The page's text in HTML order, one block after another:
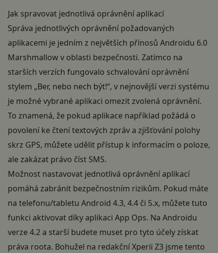
Jak spravovat jednotlivá oprávnění aplikací
Správa jednotlivých oprávnění požadovaných
aplikacemi je jedním z největších přínosů Androidu 6.0
Marshmallow v oblasti bezpečnosti. Zatímco na
starších verzích fungovalo schvalování oprávnění
stylem „Ber, nebo nech být!“, v nejnovější verzi systému
je možné vybrané aplikaci omezit zvolená oprávnění.
To znamená, že pokud aplikace například požádá o
povolení ke čtení textových zpráv a zjišťování polohy
skrz GPS, můžete udělit přístup k informacím o poloze,
ale zakázat právo číst SMS.
Možnost nastavovat jednotlivá oprávnění aplikací
pomáhá zabránit bezpečnostním rizikům. Pokud máte
na telefonu/tabletu Android 4.3, 4.4 či 5.x, můžete tuto
funkci aktivovat díky aplikaci App Ops. Na Androidu
verze 4.2 a starší budete muset pro tyto účely získat
práva roota. Bohužel na redakční Xperii Z3 jsme tento